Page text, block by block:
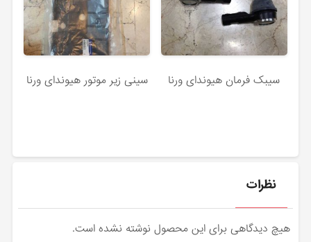
سیبک فرمان هیوندای ورنا سینی زیر موتور هیوندای ورنا
نظرات
هیچ دیدگاهی برای این محصول نوشته نشده است.